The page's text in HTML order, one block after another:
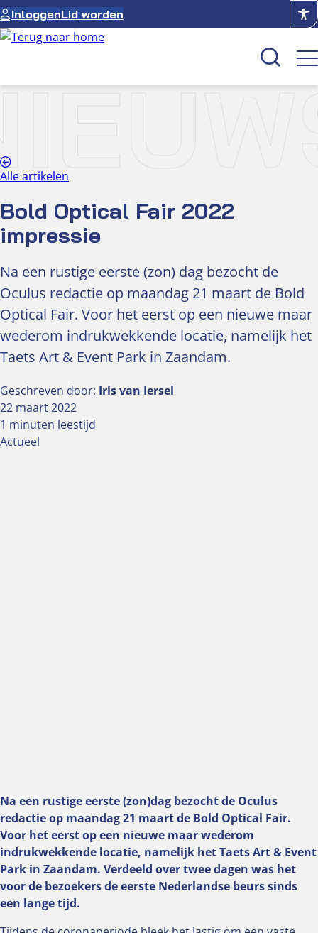
Ga
naar
de
InloggenLid worden
Over NUVO
Optiekcentrum
Alle artikelen
Bold Optical Fair 2022
impressie
Na een rustige eerste (zon) dag bezocht de
Oculus redactie op maandag 21 maart de Bold
Optical Fair. Voor het eerst op een nieuwe maar
wederom indrukwekkende locatie, namelijk het
Taets Art & Event Park in Zaandam.
Geschreven door: Iris van Iersel
22 maart 2022
1 minuten leestijd
Actueel
Na een rustige eerste (zon)dag bezocht de Oculus
redactie op maandag 21 maart de Bold Optical Fair.
Voor het eerst op een nieuwe maar wederom
indrukwekkende locatie, namelijk het Taets Art & Event
Park in Zaandam. Verdeeld over twee dagen was het
voor de bezoekers de eerste Nederlandse beurs sinds
een lange tijd.